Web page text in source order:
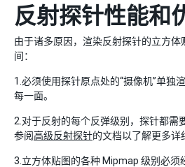
反射探针性能和
由于诸多原因，渲染反射探针的立方
间：
1.必须使用探针原点处的“摄像机”单独
每一面。
2.对于反射的每个反弹级别，探针都需
参阅高级反射探针的文档以了解更多详
3.立方体贴图的各种 Mipmap 级别必须